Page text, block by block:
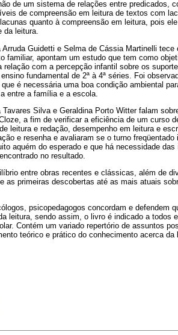
de um sistema de relações entre predicados,
de compreensão em leitura de textos com
quanto à compreensão em leitura, pois
da leitura.
Guidetti e Selma de Cássia Martinelli
familiar, apontam um estudo que tem como
com a percepção infantil sobre os
fundamental de 2ª à 4ª séries. Foi
é necessária uma boa condição ambiental
entre a família e a escola.
Silva e Geraldina Porto Witter falam
a fim de verificar a eficiência de um curso
leitura e redação, desempenho em leitura e
e resenha e avaliaram se o turno
aquém do esperado e que há necessidade
no resultado.
entre obras recentes e clássicas, além de
as primeiras descobertas até as mais atuais
psicopedagogos concordam e defendem
leitura, sendo assim, o livro é indicado a todos
Contém um variado repertório de assuntos
teórico e prático do conhecimento acerca